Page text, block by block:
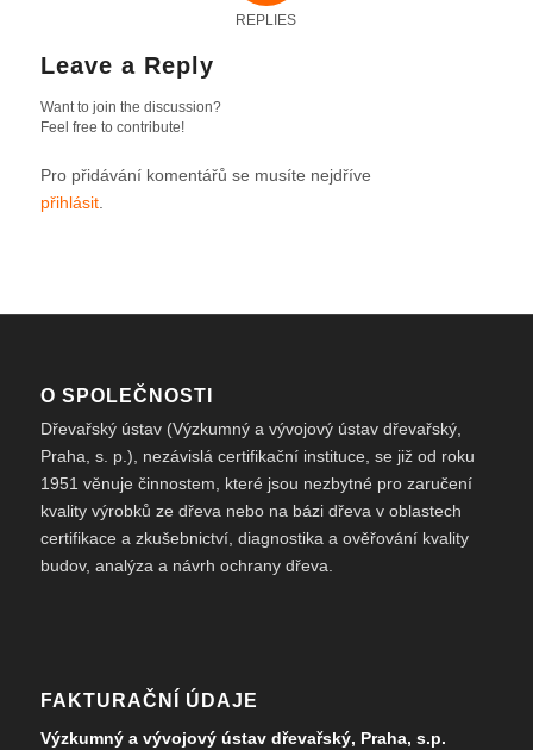
REPLIES
Leave a Reply
Want to join the discussion?
Feel free to contribute!
Pro přidávání komentářů se musíte nejdříve
přihlásit.
O SPOLEČNOSTI
Dřevařský ústav (Výzkumný a vývojový ústav dřevařský,
Praha, s. p.), nezávislá certifikační instituce, se již od roku
1951 věnuje činnostem, které jsou nezbytné pro zaručení
kvality výrobků ze dřeva nebo na bázi dřeva v oblastech
certifikace a zkušebnictví, diagnostika a ověřování kvality
budov, analýza a návrh ochrany dřeva.
FAKTURAČNÍ ÚDAJE
Výzkumný a vývojový ústav dřevařský, Praha, s.p.